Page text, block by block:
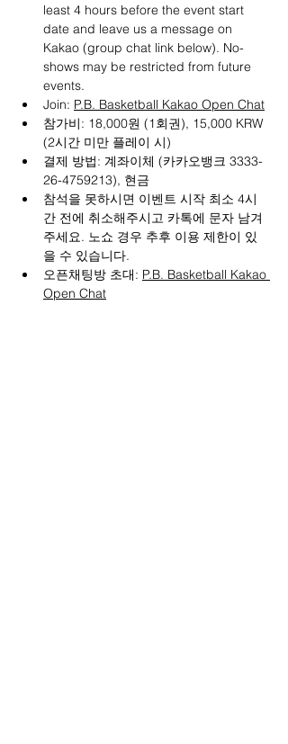
least 4 hours before the event start
date and leave us a message on
Kakao (group chat link below). No-
shows may be restricted from future
events.
Join: P.B. Basketball Kakao Open Chat
참가비: 18,000원 (1회권), 15,000 KRW
(2시간 미만 플레이 시)
결제 방법: 계좌이체 (카카오뱅크 3333-
26-4759213), 현금
참석을 못하시면 이벤트 시작 최소 4시
간 전에 취소해주시고 카톡에 문자 남겨
주세요. 노쇼 경우 추후 이용 제한이 있
을 수 있습니다.
오픈채팅방 초대: P.B. Basketball Kakao
Open Chat